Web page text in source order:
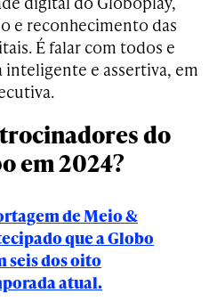
e reconhecimento das
É falar com todos e
inteligente e assertiva, em
do
em 2024?
de Meio &
que a Globo
seis dos oito
atual.